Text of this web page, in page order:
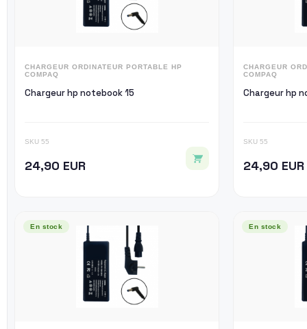
CHARGEUR ORDINATEUR PORTABLE HP
COMPAQ
Chargeur hp notebook 15
SKU 55
24,90 EUR
CHARGEUR
COMPAQ
SKU 55
24,90 EUR
En stock En stock